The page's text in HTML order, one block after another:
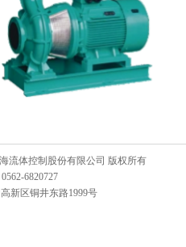
流体控制股份有限公司 版权所有
6820727
新区铜井东路1999号